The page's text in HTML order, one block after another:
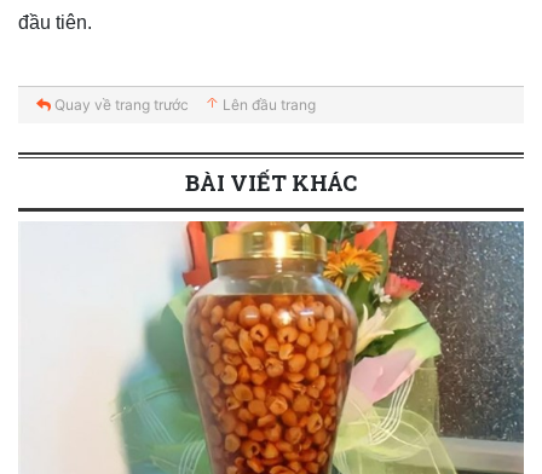
đầu tiên.
Quay về trang trước Lên đầu trang
BÀI VIẾT KHÁC